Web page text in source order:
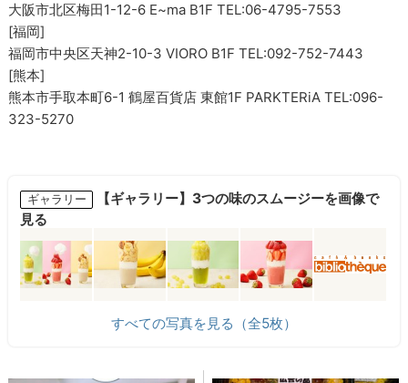
大阪市北区梅田1-12-6 E~ma B1F TEL:06-4795-7553
[福岡]
福岡市中央区天神2-10-3 VIORO B1F TEL:092-752-7443
[熊本]
熊本市手取本町6-1 鶴屋百貨店 東館1F PARKTERiA TEL:096-
323-5270
ギャラリー
【ギャラリー】3つの味のスムージーを画像で
見る
すべての写真を見る（全5枚）